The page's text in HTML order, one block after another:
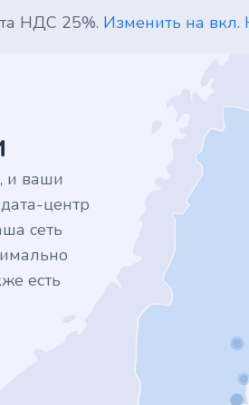
НДС 25%. Изменить на
и ваши
центр
сеть
есть